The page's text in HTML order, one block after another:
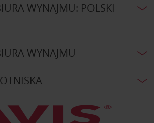
WYNAJMU: POLSKI
WYNAJMU